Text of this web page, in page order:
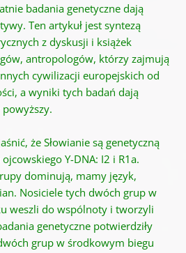
badania genetyczne dają
Ten artykuł jest syntezą
z dyskusji i książek
antropologów, którzy zajmują
cywilizacji europejskich od
a wyniki tych badań dają
że Słowianie są genetyczną
Y-DNA: I2 i R1a.
dominują, mamy język,
Nosiciele tych dwóch grup w
weszli do wspólnoty i tworzyli
genetyczne potwierdziły
grup w środkowym biegu